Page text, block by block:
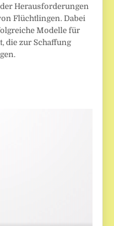
Herausforderungen
Flüchtlingen. Dabei
Modelle für
die zur Schaffung